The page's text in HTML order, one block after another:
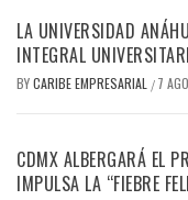
LA UNIVERSIDAD
INTEGRAL
BYCARIBE EMPRESARIAL / 7
CDMX ALBERGARÁ EL
IMPULSA LA “FIEBRE